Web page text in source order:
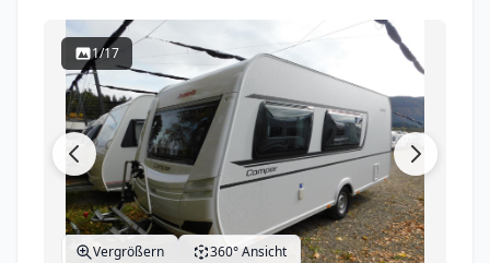
1/17
Vergrößern 360° Ansicht